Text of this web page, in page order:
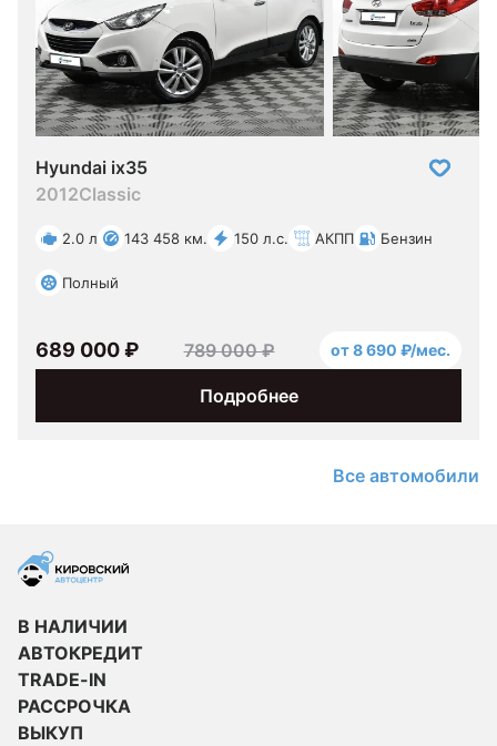
Hyundai ix35
2012Classic
2.0 л 143 458 км. 150 л.с. АКПП Бензин
Полный
Подробнее
689 000 ₽ 789 000 ₽ от 8 690 ₽/мес.
Все автомобили
В НАЛИЧИИ
АВТОКРЕДИТ
TRADE-IN
РАССРОЧКА
ВЫКУП